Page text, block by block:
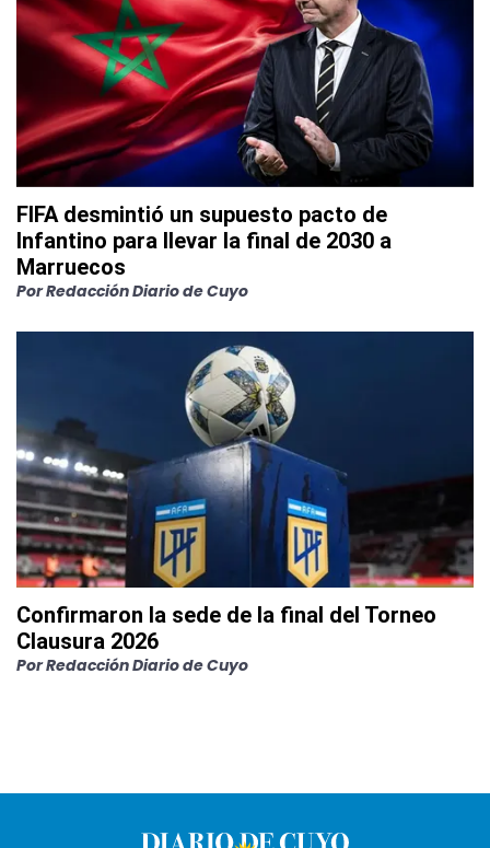
FIFA desmintió un supuesto pacto de
Infantino para llevar la final de 2030 a
Marruecos
PorRedacción Diario de Cuyo
Confirmaron la sede de la final del Torneo
Clausura 2026
PorRedacción Diario de Cuyo